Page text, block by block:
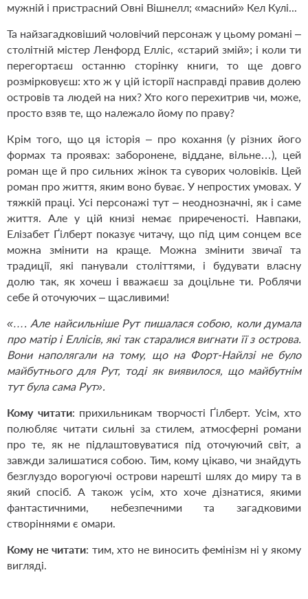
мужній і пристрасний Овні Вішнелл; «масний» Кел Кулі...
Та найзагадковіший чоловічий персонаж у цьому романі –
столітній містер Ленфорд Елліс, «старий змій»; і коли ти
перегортаєш останню сторінку книги, то ще довго
розмірковуєш: хто ж у цій історії насправді правив долею
островів та людей на них? Хто кого перехитрив чи, може,
просто взяв те, що належало йому по праву?
Крім того, що ця історія – про кохання (у різних його
формах та проявах: заборонене, віддане, вільне…), цей
роман ще й про сильних жінок та суворих чоловіків. Цей
роман про життя, яким воно буває. У непростих умовах. У
тяжкій праці. Усі персонажі тут – неоднозначні, як і саме
життя. Але у цій книзі немає приреченості. Навпаки,
Елізабет Ґілберт показує читачу, що під цим сонцем все
можна змінити на краще. Можна змінити звичаї та
традиції, які панували століттями, і будувати власну
долю так, як хочеш і вважаєш за доцільне ти. Роблячи
себе й оточуючих – щасливими!
«…. Але найсильніше Рут пишалася собою, коли думала
про матір і Еллісів, які так старалися вигнати її з острова.
Вони наполягали на тому, що на Форт-Найлзі не було
майбутнього для Рут, тоді як виявилося, що майбутнім
тут була сама Рут».
Кому читати: прихильникам творчості Ґілберт. Усім, хто
полюбляє читати сильні за стилем, атмосферні романи
про те, як не підлаштовуватися під оточуючий світ, а
завжди залишатися собою. Тим, кому цікаво, чи знайдуть
безглуздо ворогуючі острови нарешті шлях до миру та в
який спосіб. А також усім, хто хоче дізнатися, якими
фантастичними, небезпечними та загадковими
створіннями є омари.
Кому не читати: тим, хто не виносить фемінізм ні у якому
вигляді.